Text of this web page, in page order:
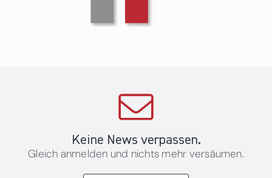
Keine News verpassen.
Gleich anmelden und nichts mehr versäumen.